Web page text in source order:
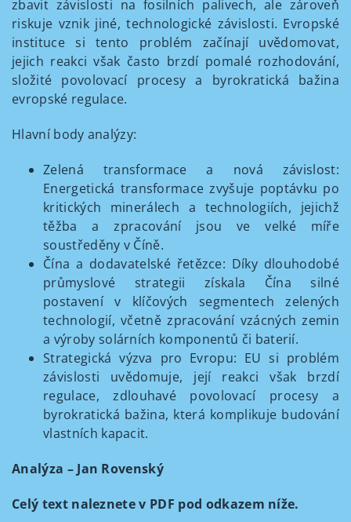
zbavit závislosti na fosilních palivech, ale zároveň
riskuje vznik jiné, technologické závislosti. Evropské
instituce si tento problém začínají uvědomovat,
jejich reakci však často brzdí pomalé rozhodování,
složité povolovací procesy a byrokratická bažina
evropské regulace.
Hlavní body analýzy:
Zelená transformace a nová závislost:
Energetická transformace zvyšuje poptávku po
kritických minerálech a technologiích, jejichž
těžba a zpracování jsou ve velké míře
soustředěny v Číně.
Čína a dodavatelské řetězce: Díky dlouhodobé
průmyslové strategii získala Čína silné
postavení v klíčových segmentech zelených
technologií, včetně zpracování vzácných zemin
a výroby solárních komponentů či baterií.
Strategická výzva pro Evropu: EU si problém
závislosti uvědomuje, její reakci však brzdí
regulace, zdlouhavé povolovací procesy a
byrokratická bažina, která komplikuje budování
vlastních kapacit.
Analýza – Jan Rovenský
Celý text naleznete v PDF pod odkazem níže.